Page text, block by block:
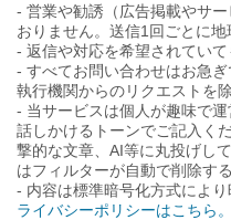
- 営業や勧誘（広告掲載やサ
おりません。送信1回ごとに地
- 返信や対応を希望されていて
- すべてお問い合わせはお急
執行機関からのリクエストを除
- 当サービスは個人が趣味で
話しかけるトーンでご記入く
撃的な文章、AI等に丸投げし
はフィルターが自動で削除す
- 内容は標準暗号化方式によ
ライバシーポリシーはこちら。